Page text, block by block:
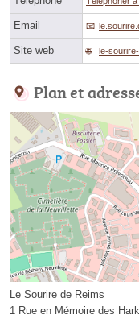
Email
Site web le-
Plan et
Le Sourire de Reims
1 Rue en Mémoire des